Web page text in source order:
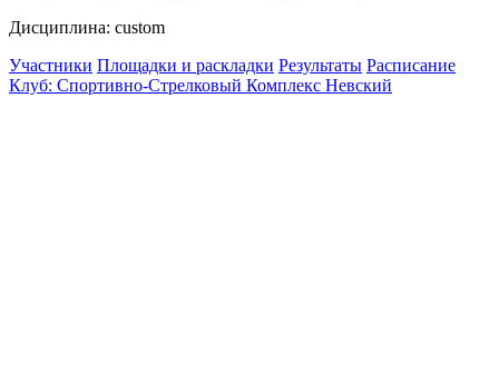
Дисциплина: custom
Участники Площадки и раскладки Результаты Расписание
Клуб: Спортивно-Стрелковый Комплекс Невский